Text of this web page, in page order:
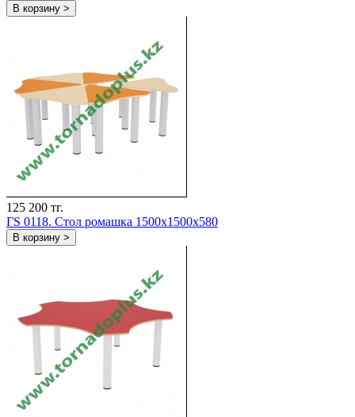
В корзину >
125 200 тг.
ГS 0118. Стол ромашка 1500x1500x580
В корзину >